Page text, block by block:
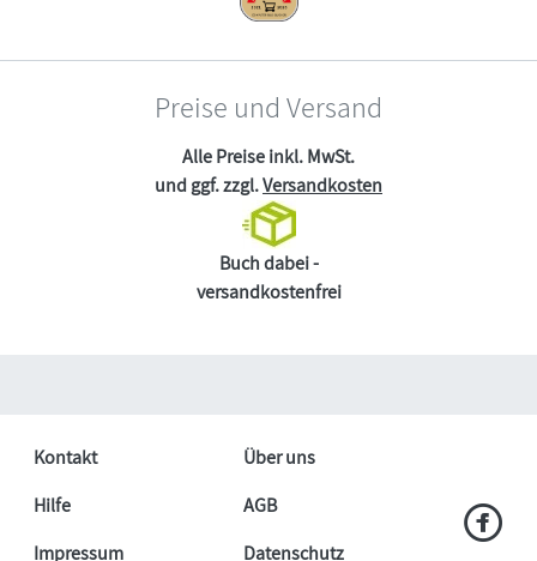
Preise und Versand
Alle Preise inkl. MwSt.
und ggf. zzgl.Versandkosten
Buch dabei -
versandkostenfrei
Kontakt
Über uns
Hilfe
AGB
Impressum
Datenschutz